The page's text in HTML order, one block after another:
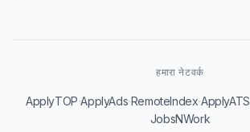
हमारा नेटवर्क
ApplyTOP·ApplyAds·RemoteIndex·ApplyATS
JobsNWork